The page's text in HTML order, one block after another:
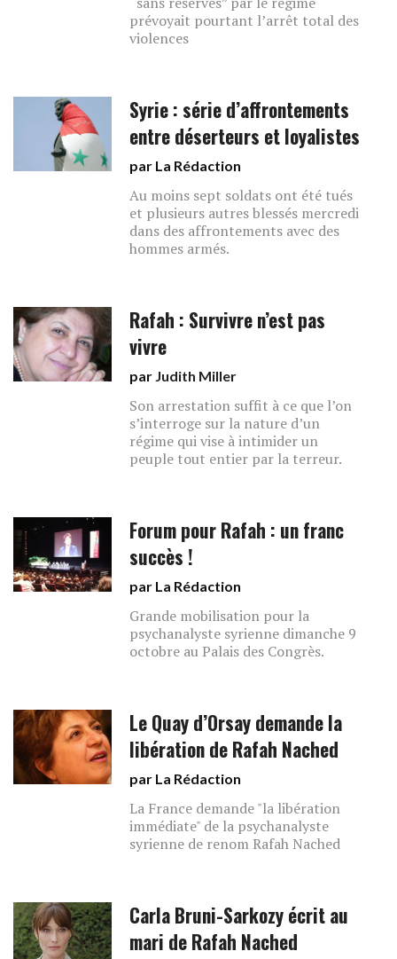
prévoyait pourtant l’arrêt total des
violences
Syrie : série d’affrontements
entre déserteurs et loyalistes
par La Rédaction
Au moins sept soldats ont été tués
et plusieurs autres blessés mercredi
dans des affrontements avec des
hommes armés.
Rafah : Survivre n’est pas
vivre
par Judith Miller
Son arrestation suffit à ce que l’on
s’interroge sur la nature d’un
régime qui vise à intimider un
peuple tout entier par la terreur.
Forum pour Rafah : un franc
succès !
par La Rédaction
Grande mobilisation pour la
psychanalyste syrienne dimanche 9
octobre au Palais des Congrès.
Le Quay d’Orsay demande la
libération de Rafah Nached
par La Rédaction
La France demande "la libération
immédiate" de la psychanalyste
syrienne de renom Rafah Nached
Carla Bruni-Sarkozy écrit au
mari de Rafah Nached